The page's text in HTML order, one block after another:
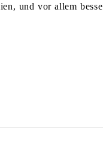
und vor allem